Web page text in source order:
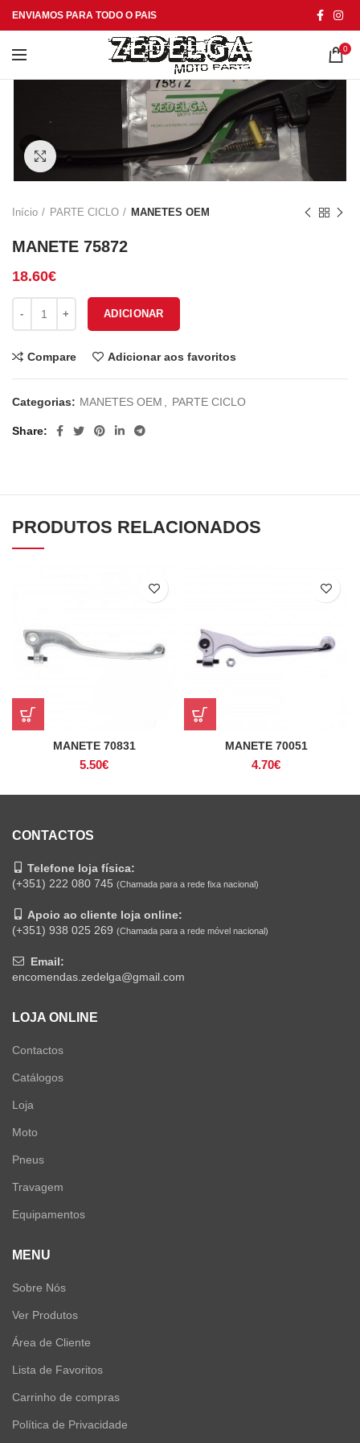
ENVIAMOS PARA TODO O PAIS
0
Click to enlarge
Início PARTE CICLO MANETES OEM
MANETE 75872
18.60€
ADICIONAR
Compare Adicionar aos favoritos
Categorias: MANETES OEM , PARTE CICLO
Share
PRODUTOS RELACIONADOS
MANETE 70831
5.50€
MANETE 70051
4.70€
CONTACTOS
Telefone loja física:
(+351) 222 080 745 (Chamada para a rede fixa nacional)
Apoio ao cliente loja online:
(+351) 938 025 269 (Chamada para a rede móvel nacional)
Email:
encomendas.zedelga@gmail.com
LOJA ONLINE
Contactos
Catálogos
Loja
Moto
Pneus
Travagem
Equipamentos
MENU
Sobre Nós
Ver Produtos
Área de Cliente
Lista de Favoritos
Carrinho de compras
Política de Privacidade